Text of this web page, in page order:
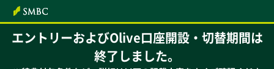
本文へ
エントリーおよびOlive口座開設・切替期間は
終了しました。